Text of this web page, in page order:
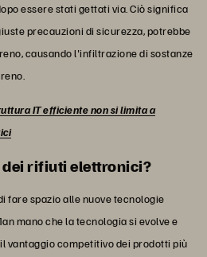
essere stati gettati via. Ciò significa
precauzioni di sicurezza, potrebbe
causando l'infiltrazione di sostanze
IT efficiente non si limita a
dei rifiuti elettronici?
fare spazio alle nuove tecnologie
mano che la tecnologia si evolve e
vantaggio competitivo dei prodotti più